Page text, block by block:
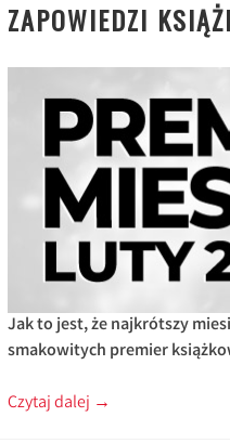
ZAPOWIEDZI
Jak to jest, że najkrótszy
smakowitych premier
Czytaj dalej →